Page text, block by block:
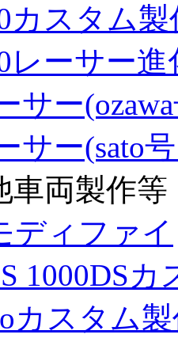
カスタム製
レーサー進
サー
サー(sato
車両製作等
ディファイ
1000DSカ
カスタム